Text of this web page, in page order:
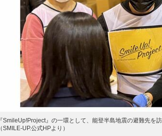
『SmileUp!Project』の一環として、能登半島地震の避難先を
（SMILE-UP.公式HPより）